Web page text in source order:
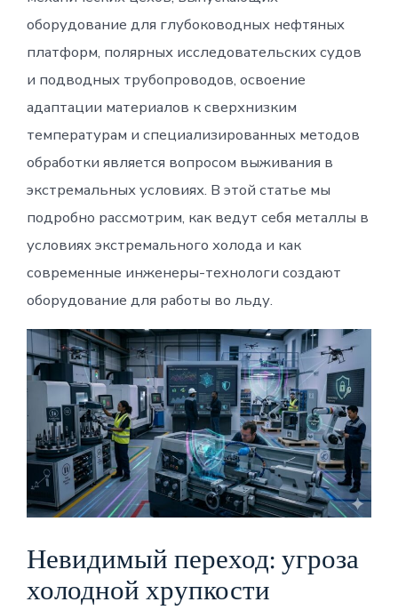
оборудование для глубоководных нефтяных
платформ, полярных исследовательских судов
и подводных трубопроводов, освоение
адаптации материалов к сверхнизким
температурам и специализированных методов
обработки является вопросом выживания в
экстремальных условиях. В этой статье мы
подробно рассмотрим, как ведут себя металлы в
условиях экстремального холода и как
современные инженеры-технологи создают
оборудование для работы во льду.
Невидимый переход: угроза
холодной хрупкости